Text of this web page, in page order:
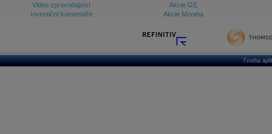
Video zpravodajství
Investiční komentáře
Akcie GE
Akcie Moneta
Tvorba